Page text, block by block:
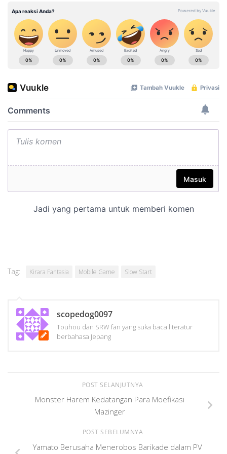
Tag: Kirara Fantasia Mobile Game Slow Start
scopedog0097
Touhou dan SRW fan yang suka baca literatur
berbahasa Jepang
POST SELANJUTNYA
Monster Harem Kedatangan Para Moefikasi
Mazinger
POST SEBELUMNYA
Yamato Berusaha Menerobos Barikade dalam PV